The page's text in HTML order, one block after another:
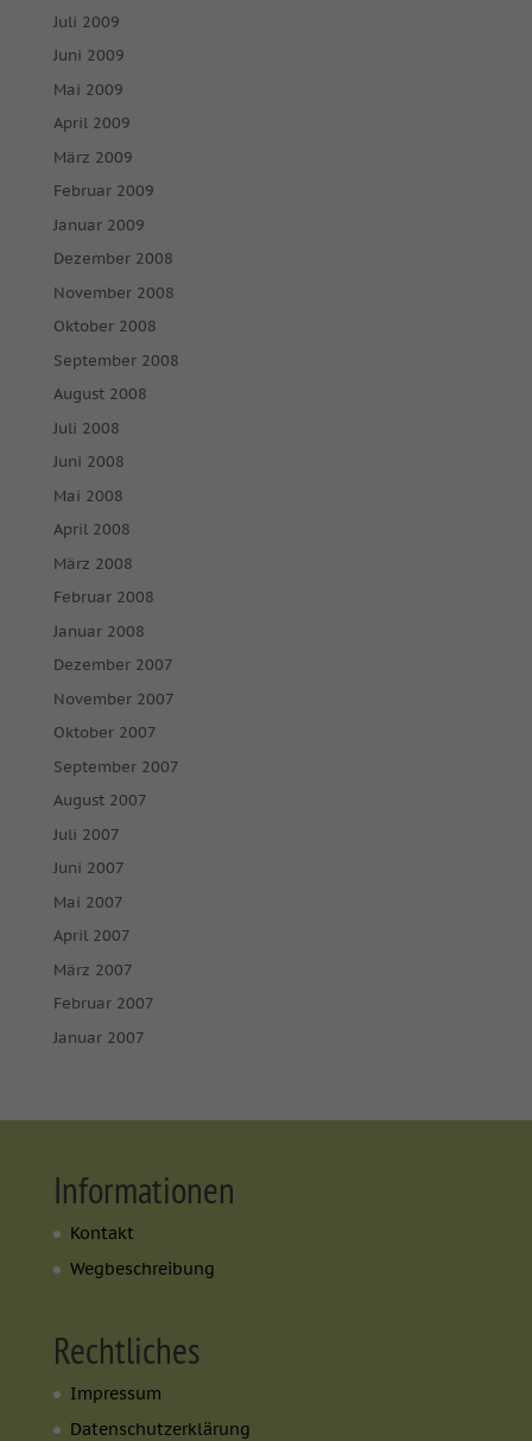
Juli 2009
Juni 2009
Mai 2009
April 2009
März 2009
Februar 2009
Januar 2009
Dezember 2008
November 2008
Oktober 2008
September 2008
August 2008
Juli 2008
Juni 2008
Mai 2008
April 2008
März 2008
Februar 2008
Januar 2008
Dezember 2007
November 2007
Oktober 2007
September 2007
August 2007
Juli 2007
Juni 2007
Mai 2007
April 2007
März 2007
Februar 2007
Januar 2007
Informationen
Kontakt
Wegbeschreibung
Rechtliches
Impressum
Datenschutzerklärung